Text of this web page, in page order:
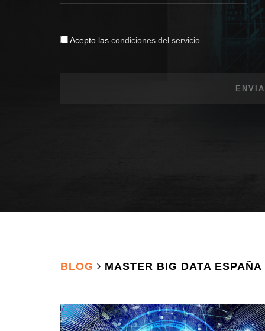
Acepto las condiciones del servicio
BLOG MASTER BIG DATA ESPAÑA